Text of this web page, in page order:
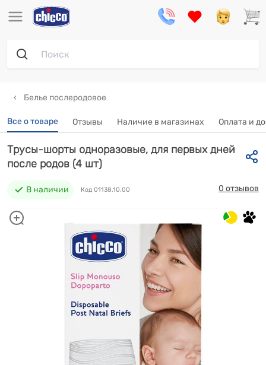
Белье послеродовое
Все о товаре Отзывы Наличие в магазинах Оплата и
Трусы-шорты одноразовые, для первых дней
после родов (4 шт)
В наличии Код 01138.10.00 0 отзывов